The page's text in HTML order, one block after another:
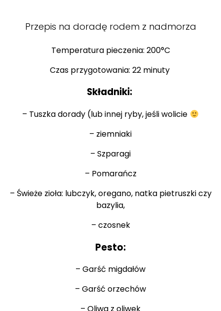
Przepis na doradę rodem z nadmorza
Temperatura pieczenia: 200°C
Czas przygotowania: 22 minuty
Składniki:
– Tuszka dorady (lub innej ryby, jeśli wolicie
– ziemniaki
– Szparagi
– Pomarańcz
– Świeże zioła: lubczyk, oregano, natka pietruszki czy
bazylia,
– czosnek
Pesto:
– Garść migdałów
– Garść orzechów